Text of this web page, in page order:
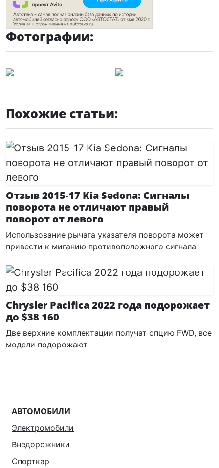
Фотографии:
Похожие статьи:
Отзыв 2015-17 Kia Sedona: Сигналы
поворота не отличают правый
поворот от левого
Использование рычага указателя поворота может
привести к миганию противоположного сигнала
Chrysler Pacifica 2022 года подорожает
до $38 160
Две верхние комплектации получат опцию FWD, все
модели подорожают
АВТОМОБИЛИ
Электромобили
Внедорожники
Спорткар